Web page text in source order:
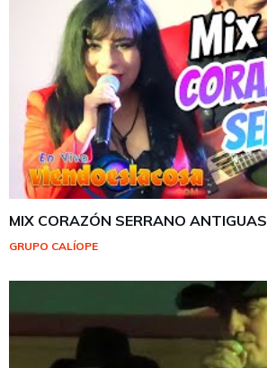
MIX CORAZÓN SERRANO ANTIGUAS
GRUPO CALÍOPE